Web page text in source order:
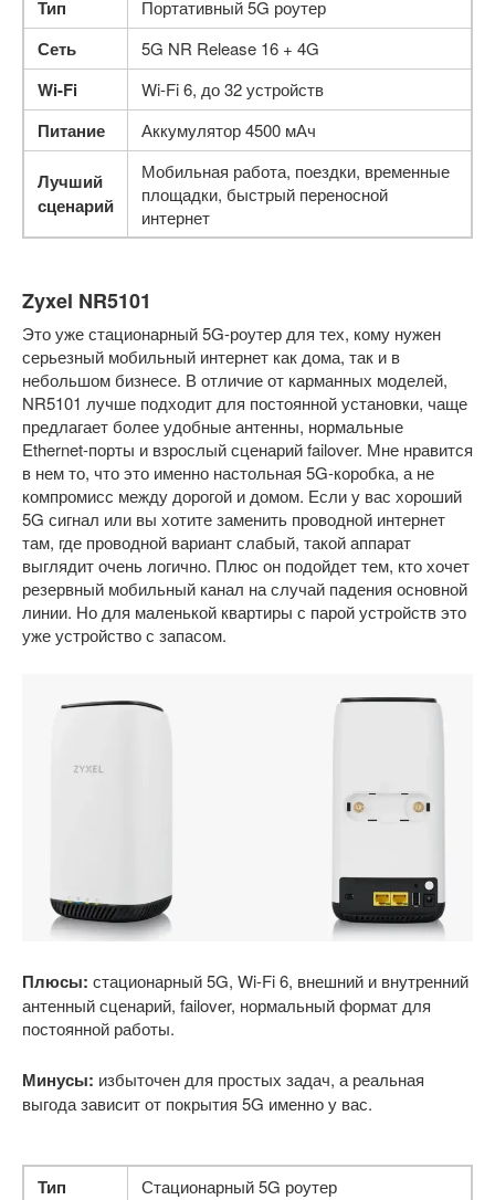
Тип Портативный 5G роутер
Сеть 5G NR Release 16 + 4G
Wi-Fi Wi-Fi 6, до 32 устройств
Питание Аккумулятор 4500 мАч
Лучший
сценарий
Мобильная работа, поездки, временные
площадки, быстрый переносной
интернет
Zyxel NR5101
Это уже стационарный 5G-роутер для тех, кому нужен
серьезный мобильный интернет как дома, так и в
небольшом бизнесе. В отличие от карманных моделей,
NR5101 лучше подходит для постоянной установки, чаще
предлагает более удобные антенны, нормальные
Ethernet-порты и взрослый сценарий failover. Мне нравится
в нем то, что это именно настольная 5G-коробка, а не
компромисс между дорогой и домом. Если у вас хороший
5G сигнал или вы хотите заменить проводной интернет
там, где проводной вариант слабый, такой аппарат
выглядит очень логично. Плюс он подойдет тем, кто хочет
резервный мобильный канал на случай падения основной
линии. Но для маленькой квартиры с парой устройств это
уже устройство с запасом.
Плюсы: стационарный 5G, Wi-Fi 6, внешний и внутренний
антенный сценарий, failover, нормальный формат для
постоянной работы.
Минусы: избыточен для простых задач, а реальная
выгода зависит от покрытия 5G именно у вас.
Тип Стационарный 5G роутер